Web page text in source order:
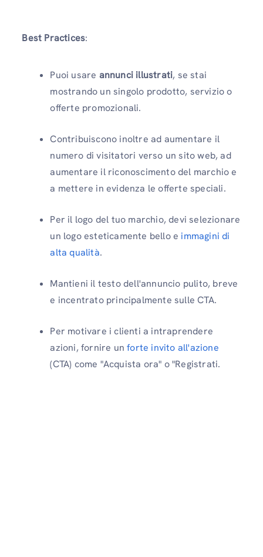
Best Practices:
Puoi usare annunci illustrati, se stai
mostrando un singolo prodotto, servizio o
offerte promozionali.
Contribuiscono inoltre ad aumentare il
numero di visitatori verso un sito web, ad
aumentare il riconoscimento del marchio e
a mettere in evidenza le offerte speciali.
Per il logo del tuo marchio, devi selezionare
un logo esteticamente bello e immagini di
alta qualità.
Mantieni il testo dell'annuncio pulito, breve
e incentrato principalmente sulle CTA.
Per motivare i clienti a intraprendere
azioni, fornire unforte invito all'azione
(CTA) come "Acquista ora" o "Registrati.